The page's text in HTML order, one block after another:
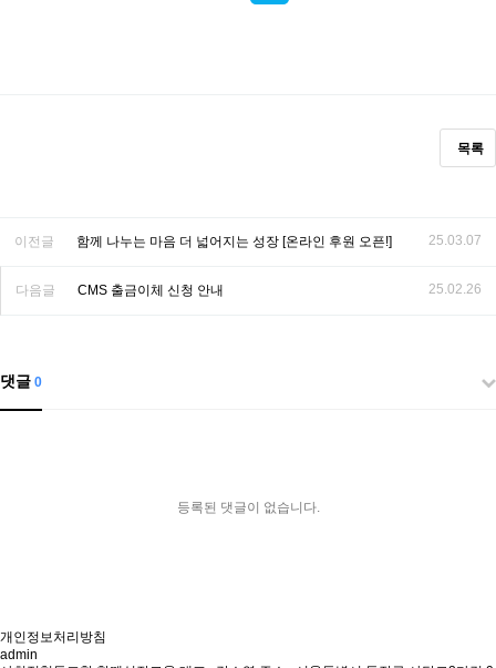
목록
이전글 함께 나누는 마음 더 넓어지는 성장 [온라인 후원 오픈!] 25.03.07
다음글 CMS 출금이체 신청 안내 25.02.26
댓글 0
등록된 댓글이 없습니다.
개인정보처리방침
admin